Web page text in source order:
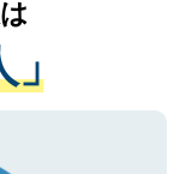
ての厳密な
に付与され
済みです。
SSL（デー
ください。
ドバイスを
転職をされ
が可能です
。